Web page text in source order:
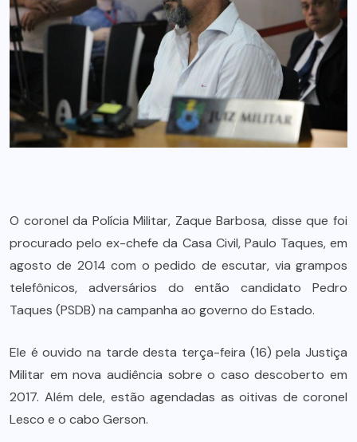
O coronel da Polícia Militar, Zaque Barbosa, disse que foi
procurado pelo ex-chefe da Casa Civil, Paulo Taques, em
agosto de 2014 com o pedido de escutar, via grampos
telefônicos, adversários do então candidato Pedro
Taques (PSDB) na campanha ao governo do Estado.
Ele é ouvido na tarde desta terça-feira (16) pela Justiça
Militar em nova audiência sobre o caso descoberto em
2017. Além dele, estão agendadas as oitivas de coronel
Lesco e o cabo Gerson.